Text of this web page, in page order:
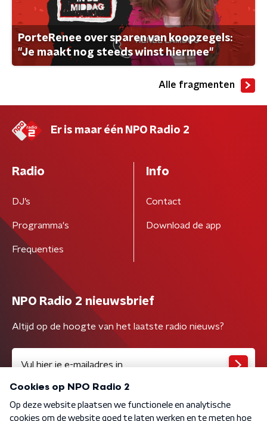
PorteRenee over sparen van koopzegels:
"Je maakt nog steeds winst hiermee"
Alle fragmenten
Er is maar één NPO Radio 2
Radio
DJ’s
Programma's
Frequenties
Info
Contact
Download de app
NPO Radio 2 nieuwsbrief
Altijd op de hoogte van het laatste radio nieuws?